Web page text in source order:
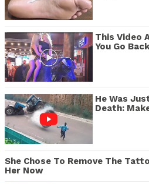
This Video
You Go
He Was
Death:
She Chose To Remove The
Her Now